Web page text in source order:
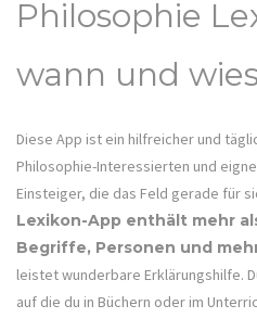
Philosophie
wann und
Diese App ist ein hilfreicher und
Philosophie-Interessierten und
Einsteiger, die das Feld gerade für
Lexikon-App enthält mehr
Begriffe, Personen und
leistet wunderbare Erklärungshilfe.
auf die du in Büchern oder im